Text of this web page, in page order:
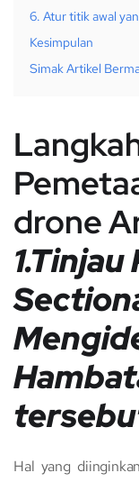
6. Atur titik awal
Kesimpulan
Simak Artikel
drone
Hal yang